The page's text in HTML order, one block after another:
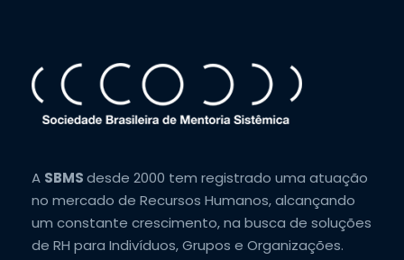
A SBMSdesde 2000 tem registrado uma atuação
no mercado de Recursos Humanos, alcançando
um constante crescimento, na busca de soluções
de RH para Indivíduos, Grupos e Organizações.